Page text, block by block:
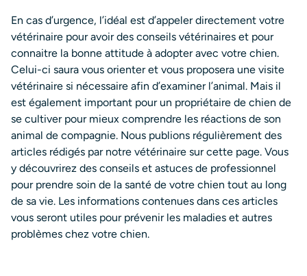
En cas d’urgence, l’idéal est d’appeler directement votre
vétérinaire pour avoir des conseils vétérinaires et pour
connaitre la bonne attitude à adopter avec votre chien.
Celui-ci saura vous orienter et vous proposera une visite
vétérinaire si nécessaire afin d’examiner l’animal. Mais il
est également important pour un propriétaire de chien de
se cultiver pour mieux comprendre les réactions de son
animal de compagnie. Nous publions régulièrement des
articles rédigés par notre vétérinaire sur cette page. Vous
y découvrirez des conseils et astuces de professionnel
pour prendre soin de la santé de votre chien tout au long
de sa vie. Les informations contenues dans ces articles
vous seront utiles pour prévenir les maladies et autres
problèmes chez votre chien.